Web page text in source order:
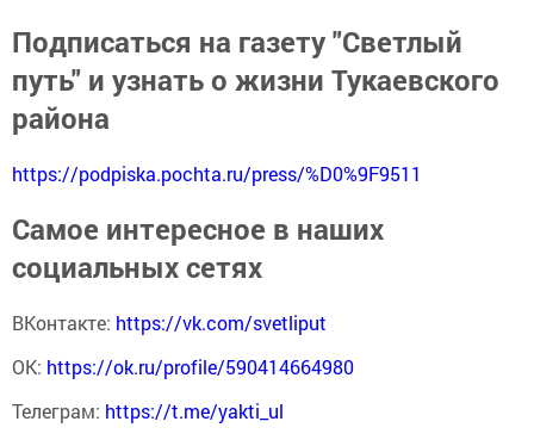
Подписаться на газету "Светлый
путь" и узнать о жизни Тукаевского
района
https://podpiska.pochta.ru/press/%D0%9F9511
Самое интересное в наших
социальных сетях
ВКонтакте: https://vk.com/svetliput
ОК: https://ok.ru/profile/590414664980
Телеграм: https://t.me/yakti_ul